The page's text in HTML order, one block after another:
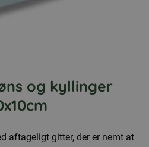
og kyllinger
aftageligt gitter, der er nemt at